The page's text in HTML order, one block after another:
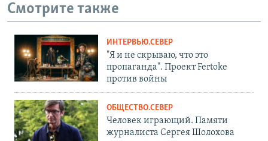
Смотрите также
ИНТЕРВЬЮ.СЕВЕР
"Я и не скрываю, что это
пропаганда". Проект Fertoke
против войны
ОБЩЕСТВО.СЕВЕР
Человек играющий. Памяти
журналиста Сергея Шолохова